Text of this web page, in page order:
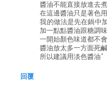
醬油不能直接放進去
在這邊醬油只是著色
我的做法是先在鍋中
加一點點醬油跟糖調
一開始顏色味道都不
醬油放太多一方面死
所以建議用淡色醬油^^
回覆